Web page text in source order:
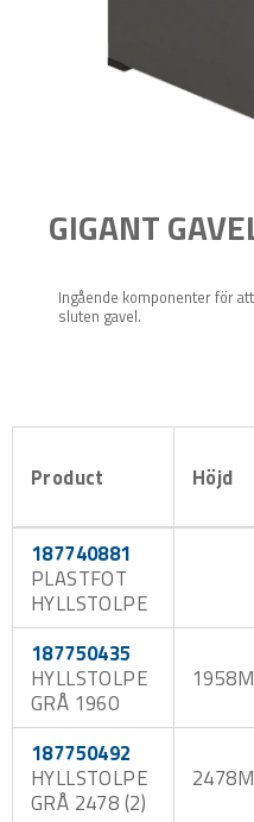
GIGANT
Ingående komponenter för
sluten gavel.
Product Höjd
187740881
PLASTFOT
HYLLSTOLPE
187750435
HYLLSTOLPE
GRÅ 1960
187750492
HYLLSTOLPE
GRÅ 2478 (2)